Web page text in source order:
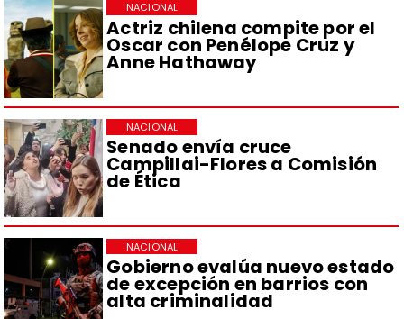
Actriz chilena compite por el
Oscar con Penélope Cruz y
Anne Hathaway
NACIONAL
Senado envía cruce
Campillai-Flores a Comisión
de Ética
NACIONAL
Gobierno evalúa nuevo estado
de excepción en barrios con
alta criminalidad
NACIONAL